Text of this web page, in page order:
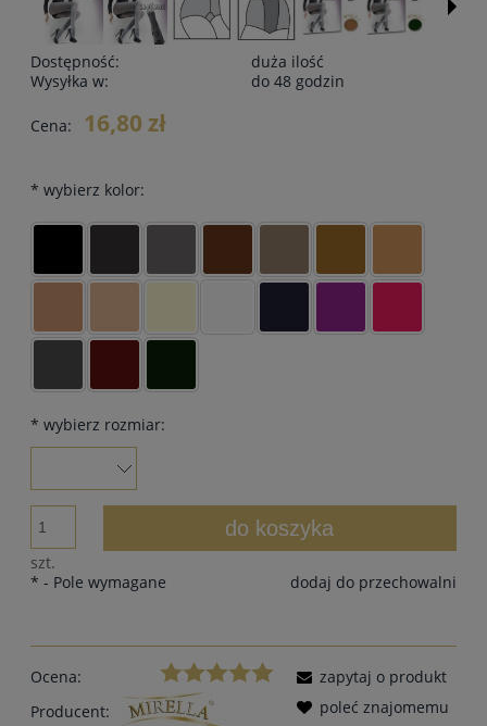
Dostępność:
duża ilość
Wysyłka w:
do 48 godzin
Cena: 16,80 zł
* wybierz kolor:
* wybierz rozmiar:
szt.
do koszyka
dodaj do przechowalni
* - Pole wymagane
Ocena:
Producent:
zapytaj o produkt
poleć znajomemu